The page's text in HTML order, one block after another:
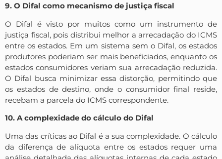
9. O Difal como mecanismo de justiça fiscal
O Difal é visto por muitos como um instrumento de
justiça fiscal, pois distribui melhor a arrecadação do ICMS
entre os estados. Em um sistema sem o Difal, os estados
produtores poderiam ser mais beneficiados, enquanto os
estados consumidores veriam sua arrecadação reduzida.
O Difal busca minimizar essa distorção, permitindo que
os estados de destino, onde o consumidor final reside,
recebam a parcela do ICMS correspondente.
10. A complexidade do cálculo do Difal
Uma das críticas ao Difal é a sua complexidade. O cálculo
da diferença de alíquota entre os estados requer uma